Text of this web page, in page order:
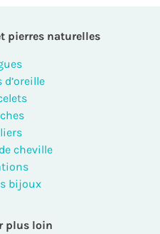
pierres naturelles
d’oreille
cheville
bijoux
plus loin